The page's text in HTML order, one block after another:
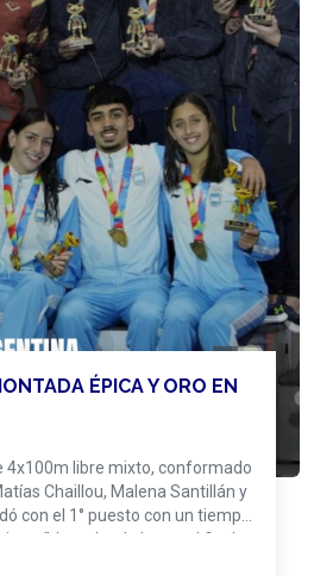
ÉPICA Y ORO EN
4x100m libre mixto, conformado
Chaillou, Malena Santillán y
con el 1° puesto con un tiempo
increíble, peleada hasta el final y